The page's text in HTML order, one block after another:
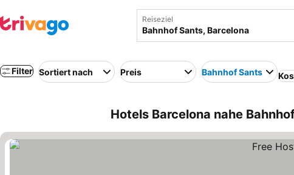
Reiseziel
Filter Sortiert nach Preis Bahnhof Sants
Hotels Barcelona nahe